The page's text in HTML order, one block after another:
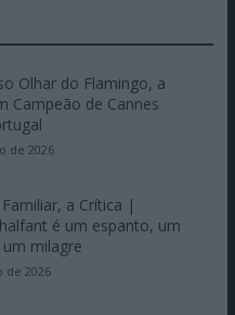
Olhar do Flamingo, a
Campeão de Cannes
de 2026
a Crítica |
é um espanto, um
milagre
de 2026